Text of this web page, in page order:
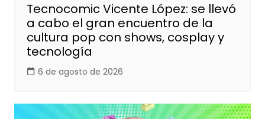
Tecnocomic Vicente López: se llevó
a cabo el gran encuentro de la
cultura pop con shows, cosplay y
tecnología
6 de agosto de 2026